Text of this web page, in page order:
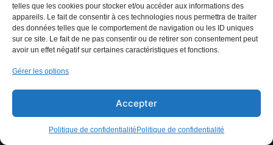
telles que les cookies pour stocker et/ou accéder aux informations des
appareils. Le fait de consentir à ces technologies nous permettra de traiter
des données telles que le comportement de navigation ou les ID uniques
sur ce site. Le fait de ne pas consentir ou de retirer son consentement peut
avoir un effet négatif sur certaines caractéristiques et fonctions.
Gérer les options
Accepter
Politique de confidentialité Politique de confidentialité